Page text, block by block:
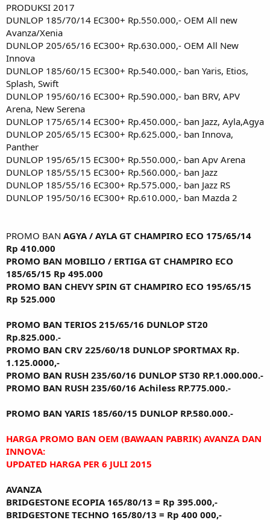
PRODUKSI 2017
DUNLOP 185/70/14 EC300+ Rp.550.000,- OEM All new
Avanza/Xenia
DUNLOP 205/65/16 EC300+ Rp.630.000,- OEM All New
Innova
DUNLOP 185/60/15 EC300+ Rp.540.000,- ban Yaris, Etios,
Splash, Swift
DUNLOP 195/60/16 EC300+ Rp.590.000,- ban BRV, APV
Arena, New Serena
DUNLOP 175/65/14 EC300+ Rp.450.000,- ban Jazz, Ayla,Agya
DUNLOP 205/65/15 EC300+ Rp.625.000,- ban Innova,
Panther
DUNLOP 195/65/15 EC300+ Rp.550.000,- ban Apv Arena
DUNLOP 185/55/15 EC300+ Rp.560.000,- ban Jazz
DUNLOP 185/55/16 EC300+ Rp.575.000,- ban Jazz RS
DUNLOP 195/50/16 EC300+ Rp.610.000,- ban Mazda 2
PROMO BAN AGYA / AYLA GT CHAMPIRO ECO 175/65/14
Rp 410.000
PROMO BAN MOBILIO / ERTIGA GT CHAMPIRO ECO
185/65/15 Rp 495.000
PROMO BAN CHEVY SPIN GT CHAMPIRO ECO 195/65/15
Rp 525.000
PROMO BAN TERIOS 215/65/16 DUNLOP ST20
Rp.825.000.-
PROMO BAN CRV 225/60/18 DUNLOP SPORTMAX Rp.
1.125.0000,-
PROMO BAN RUSH 235/60/16 DUNLOP ST30 RP.1.000.000.-
PROMO BAN RUSH 235/60/16 Achiless RP.775.000.-
PROMO BAN YARIS 185/60/15 DUNLOP RP.580.000.-
HARGA PROMO BAN OEM (BAWAAN PABRIK) AVANZA DAN
INNOVA:
UPDATED HARGA PER 6 JULI 2015
AVANZA
BRIDGESTONE ECOPIA 165/80/13 = Rp 395.000,-
BRIDGESTONE TECHNO 165/80/13 = Rp 400 000,-